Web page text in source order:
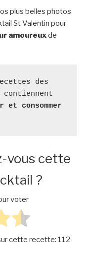
plus belles photos
St Valentin pour
amoureuxde
des
et consommer
vous cette
?
voter
cette recette: 112